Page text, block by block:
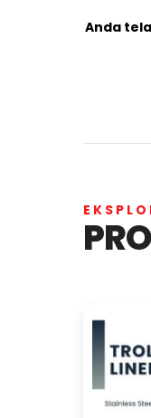
Anda